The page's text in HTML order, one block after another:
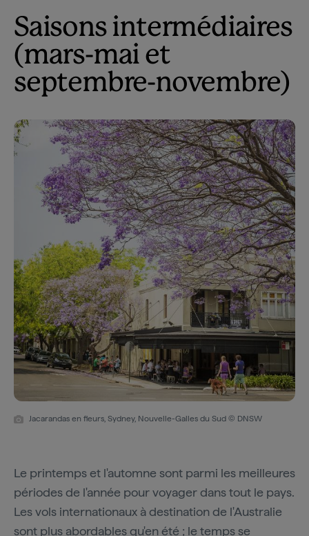
Saisons intermédiaires
(mars-mai et
septembre-novembre)
Jacarandas en fleurs, Sydney, Nouvelle-Galles du Sud © DNSW
Le printemps et l'automne sont parmi les meilleures
périodes de l'année pour voyager dans tout le pays.
Les vols internationaux à destination de l'Australie
sont plus abordables qu'en été ; le temps se